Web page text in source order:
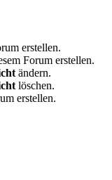
erstellen.
Forum erstellen.
ändern.
löschen.
erstellen.